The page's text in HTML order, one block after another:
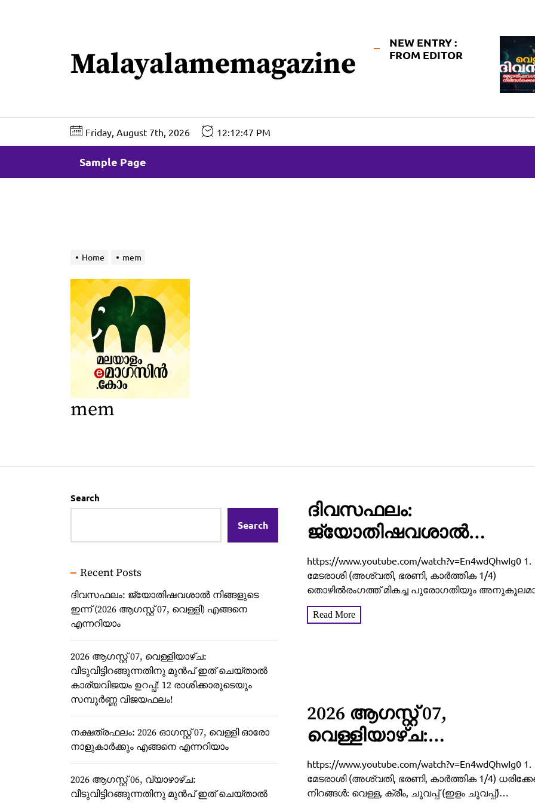
Malayalamemagazine
NEW ENTRY :
FROM EDITOR
Friday, August 7th, 2026 12:12:48 PM
Sample Page
Home mem
mem
ദിവസഫലം:
ജ്യോതിഷവശാൽ
നിങ്ങളുടെ ഇന്ന്‌ (2026
ആഗസ്റ്റ് 07, വെള്ളി)
എങ്ങനെ എന്നറിയാം
https://www.youtube.com/watch?v=En4wdQhwIg0 1.
മേടരാശി (അശ്വതി, ഭരണി, കാർത്തിക 1/4)
തൊഴിൽരംഗത്ത് മികച്ച പുരോഗതിയും
മാറ്റങ്ങളും പ്രതീക്ഷിക്കാവുന്ന ദിവസമാണിത്. മുൻപ്
മുടങ്ങിക്കിടന്ന പല പദ്ധതികളും പുനരാരംഭിക്കാനും
Read More
2026 ആഗസ്റ്റ് 07,
വെള്ളിയാഴ്ച:
വീടുവിട്ടിറങ്ങുന്നതിനു
മുൻപ് ഇത് ചെയ്താൽ
https://www.youtube.com/watch?v=En4wdQhwIg0 1.
മേടരാശി (അശ്വതി, ഭരണി, കാർത്തിക 1/4)
നിറങ്ങൾ: വെള്ള, ക്രീം, ചുവപ്പ് (ഇളം ചുവപ്പ്)
Search
Search
Recent Posts
ദിവസഫലം: ജ്യോതിഷവശാൽ നിങ്ങളുടെ
ഇന്ന്‌ (2026 ആഗസ്റ്റ് 07, വെള്ളി) എങ്ങനെ
എന്നറിയാം
2026 ആഗസ്റ്റ് 07, വെള്ളിയാഴ്ച:
വീടുവിട്ടിറങ്ങുന്നതിനു മുൻപ് ഇത് ചെയ്താൽ
കാര്യവിജയം ഉറപ്പ്! 12 രാശിക്കാരുടെയും
സമ്പൂർണ്ണ വിജയഫലം!
നക്ഷത്രഫലം: 2026 ഓഗസ്റ്റ് 07, വെള്ളി ഓരോ
നാളുകാർക്കും എങ്ങനെ എന്നറിയാം
2026 ആഗസ്റ്റ് 06, വ്യാഴാഴ്‌ച:
വീടുവിട്ടിറങ്ങുന്നതിനു മുൻപ് ഇത് ചെയ്താൽ